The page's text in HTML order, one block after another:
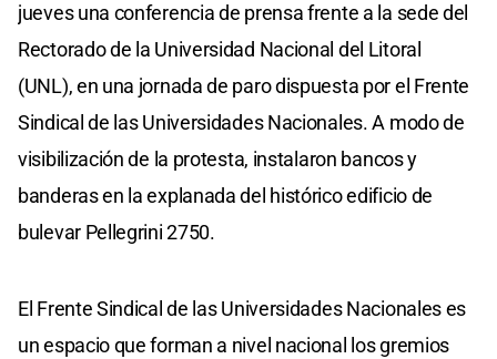
jueves una conferencia de prensa frente a la sede del
Rectorado de la Universidad Nacional del Litoral
(UNL), en una jornada de paro dispuesta por el Frente
Sindical de las Universidades Nacionales. A modo de
visibilización de la protesta, instalaron bancos y
banderas en la explanada del histórico edificio de
bulevar Pellegrini 2750.
El Frente Sindical de las Universidades Nacionales es
un espacio que forman a nivel nacional los gremios